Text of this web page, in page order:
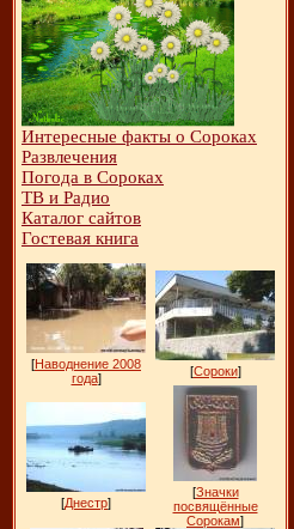
Интересные факты о Сороках
Развлечения
Погода в Сороках
ТВ и Радио
Каталог сайтов
Гостевая книга
[Наводнение 2008
года] [Сороки]
[Днестр]
[Значки
посвящённые
Сорокам]